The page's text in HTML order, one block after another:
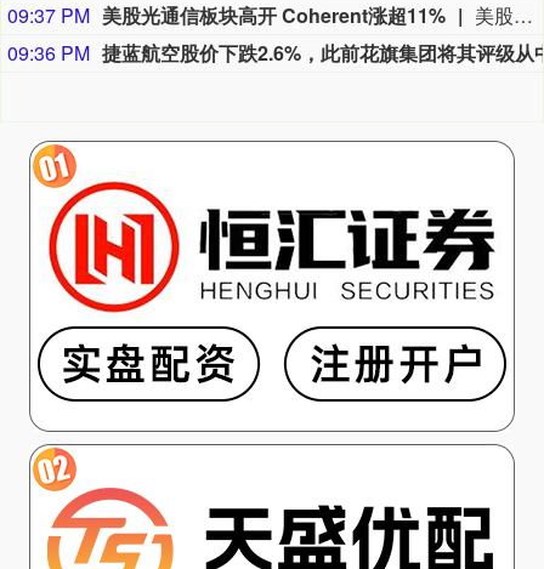
09:37 PM 美股光通信板块高开 Coherent涨超11%
美股光通信板块高开，Coherent涨超11%，Credo涨超7%，康宁、Lumentum涨超6%，迈威尔科技涨超4%。
09:36 PM